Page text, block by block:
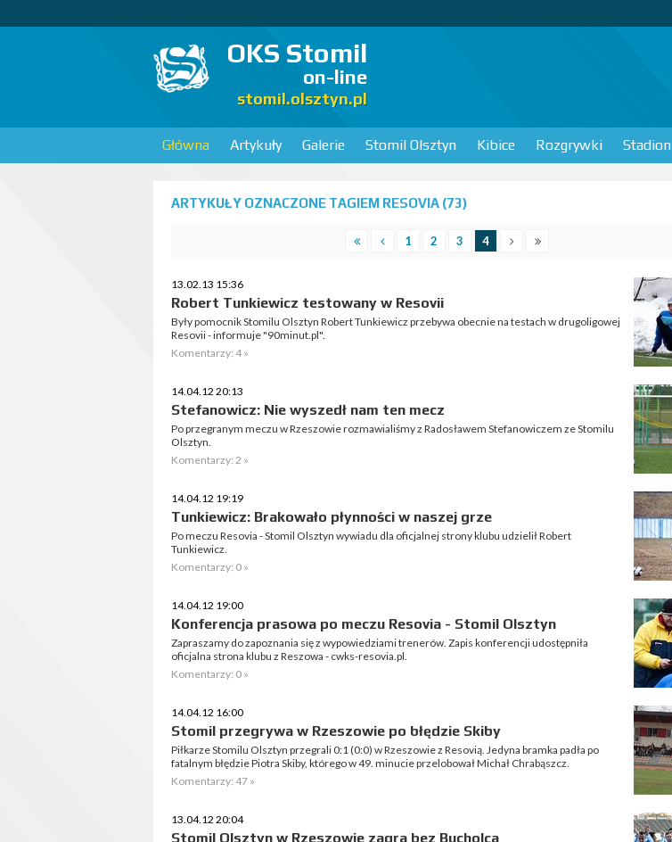
OKS Stomil
on-line
stomil.olsztyn.pl
Główna Artykuły Galerie Stomil Olsztyn Kibice Rozgrywki Stadion
ARTYKUŁY OZNACZONE TAGIEM RESOVIA (73)
1 2 3 4
13.02.13 15:36
Robert Tunkiewicz testowany w Resovii
Były pomocnik Stomilu Olsztyn Robert Tunkiewicz przebywa obecnie na testach w drugoligowej
Resovii - informuje "90minut.pl".
Komentarzy: 4 »
14.04.12 20:13
Stefanowicz: Nie wyszedł nam ten mecz
Po przegranym meczu w Rzeszowie rozmawialiśmy z Radosławem Stefanowiczem ze Stomilu
Olsztyn.
Komentarzy: 2 »
14.04.12 19:19
Tunkiewicz: Brakowało płynności w naszej grze
Po meczu Resovia - Stomil Olsztyn wywiadu dla oficjalnej strony klubu udzielił Robert
Tunkiewicz.
Komentarzy: 0 »
14.04.12 19:00
Konferencja prasowa po meczu Resovia - Stomil Olsztyn
Zapraszamy do zapoznania się z wypowiedziami trenerów. Zapis konferencji udostępniła
oficjalna strona klubu z Reszowa - cwks-resovia.pl.
Komentarzy: 0 »
14.04.12 16:00
Stomil przegrywa w Rzeszowie po błędzie Skiby
Piłkarze Stomilu Olsztyn przegrali 0:1 (0:0) w Rzeszowie z Resovią. Jedyna bramka padła po
fatalnym błędzie Piotra Skiby, którego w 49. minucie przelobował Michał Chrabąszcz.
Komentarzy: 47 »
13.04.12 20:04
Stomil Olsztyn w Rzeszowie zagra bez Bucholca